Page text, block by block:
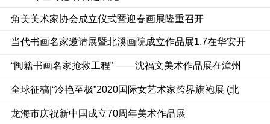
角美美术家协会成立仪式暨迎春画展隆重召开
当代书画名家邀请展暨北溪画院成立作品展1.7在华安开
“闽籍书画名家抢救工程” ——沈福文美术作品展在漳州
全球征稿|“冷艳至极”2020国际女艺术家跨界旗袍展 (北
龙海市庆祝新中国成立70周年美术作品展